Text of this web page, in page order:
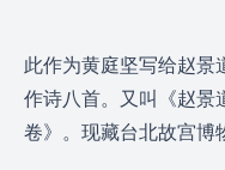
此作为黄庭坚写给赵景
作诗八首。又叫《赵景
卷》。现藏台北故宫博